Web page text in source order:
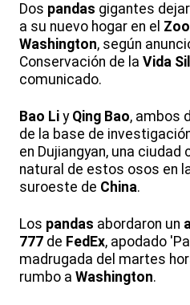
Dos pandas gigantes
a su nuevo hogar en el
Washington, según
Conservación de la Vida
comunicado.
Bao Li y Qing Bao, ambos
de la base de
en Dujiangyan, una
natural de estos osos en
suroeste de China.
Los pandas abordaron un
777 de FedEx, apodado
madrugada del martes
rumbo a Washington.